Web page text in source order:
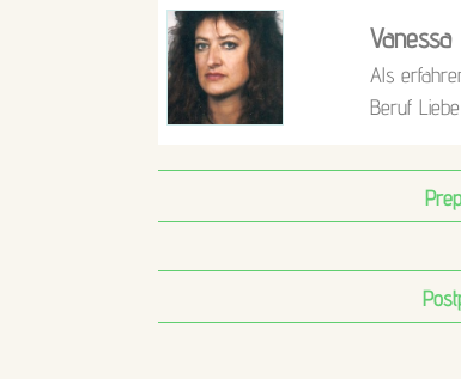
Vanessa
Als
Beruf